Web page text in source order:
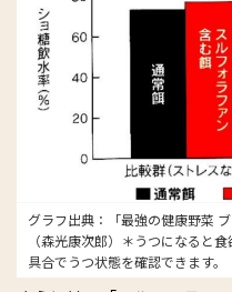
グラフ出典：「最強の健康野菜
（森光康次郎）＊うつになると
具合でうつ状態を確認できます。